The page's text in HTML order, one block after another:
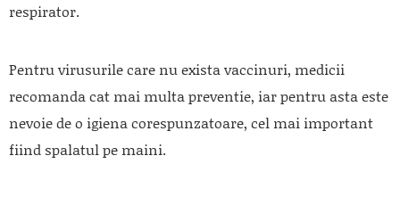
respirator.
Pentru virusurile care nu exista vaccinuri, medicii
recomanda cat mai multa preventie, iar pentru asta este
nevoie de o igiena corespunzatoare, cel mai important
fiind spalatul pe maini.